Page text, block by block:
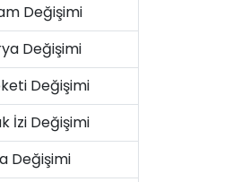
Değişimi
Değişimi
Değişimi
İzi Değişimi
Değişimi